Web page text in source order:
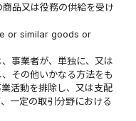
品又は役務の供給を受け
or similar goods or
事業者が、単独に、又は
その他いかなる方法をも
活動を排除し、又は支配
一定の取引分野における